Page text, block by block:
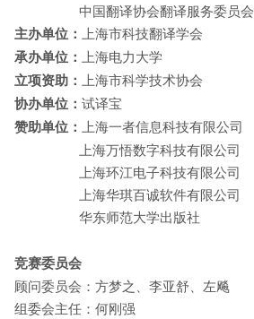
中国翻译协会翻译服务委员会
主办单位：上海市科技翻译学会
承办单位：上海电力大学
立项资助：上海市科学技术协会
协办单位：试译宝
赞助单位：上海一者信息科技有限公司
上海万悟数字科技有限公司
上海环江电子科技有限公司
上海华琪百诚软件有限公司
华东师范大学出版社
竞赛委员会
顾问委员会：方梦之、李亚舒、左飚
组委会主任：何刚强